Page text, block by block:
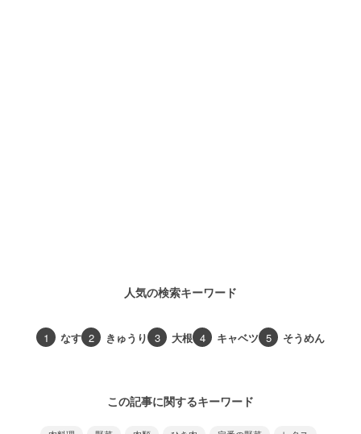
人気の検索キーワード
1 なす 2 きゅうり 3 大根 4 キャベツ 5 そうめん
この記事に関するキーワード